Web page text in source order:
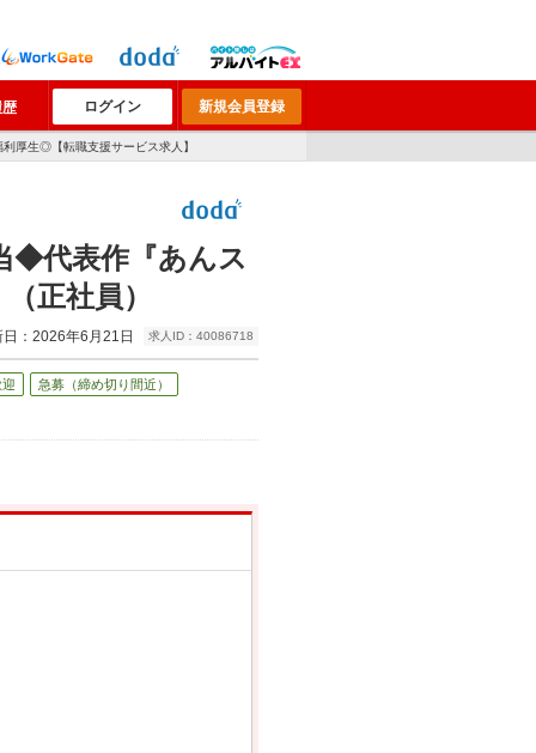
歴 ログイン 新規会員登録
厚生◎【転職支援サービス求人】
◆代表作『あんス
正社員）
：2026年6月21日 求人ID：40086718
急募（締め切り間近）